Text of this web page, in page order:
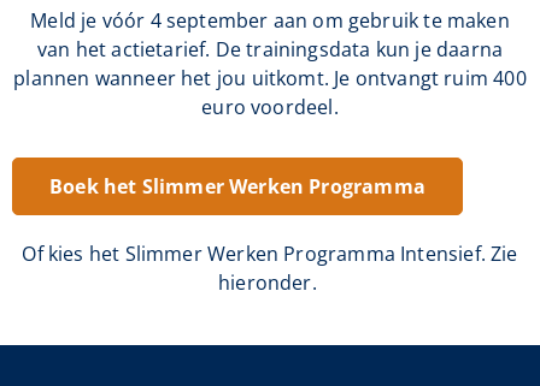
Meld je vóór 4 september aan om gebruik te maken
van het actietarief. De trainingsdata kun je daarna
plannen wanneer het jou uitkomt. Je ontvangt ruim 400
euro voordeel.
Boek het Slimmer Werken Programma
Of kies het Slimmer Werken Programma Intensief. Zie
hieronder.